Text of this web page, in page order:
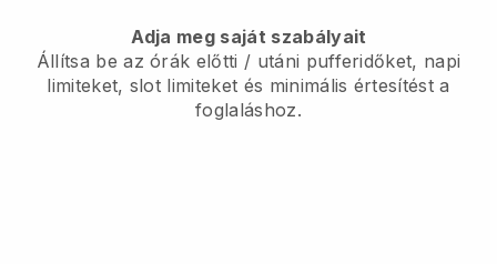
Adja meg saját szabályait
Állítsa be az órák előtti / utáni pufferidőket, napi
limiteket, slot limiteket és minimális értesítést a
foglaláshoz.